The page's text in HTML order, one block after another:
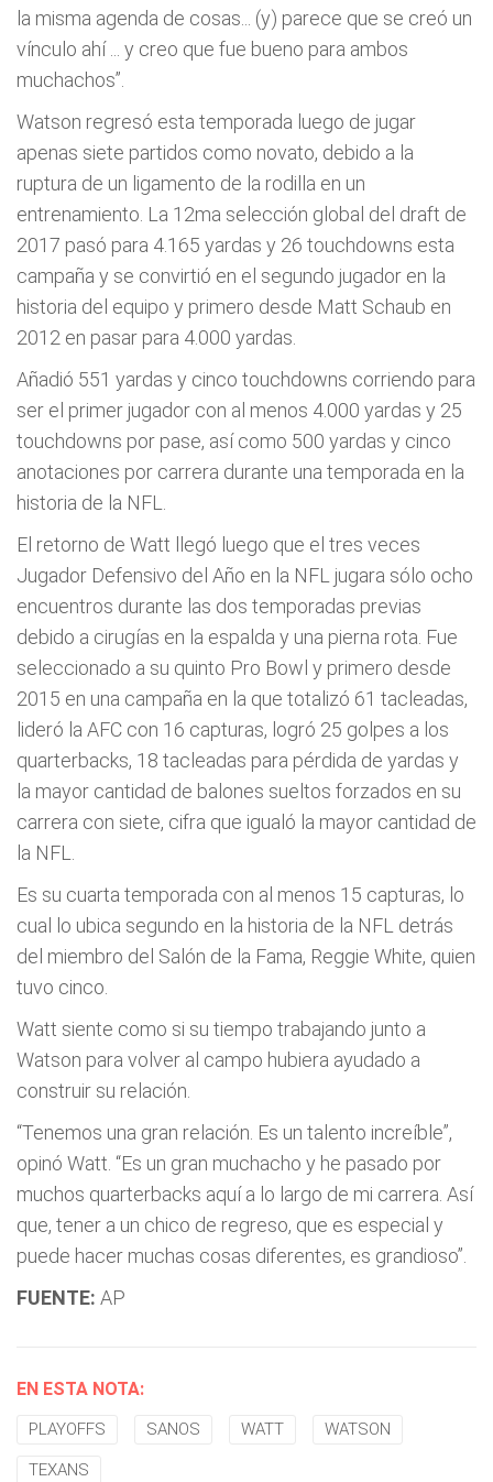
la misma agenda de cosas... (y) parece que se creó un
vínculo ahí ... y creo que fue bueno para ambos
muchachos”.
Watson regresó esta temporada luego de jugar
apenas siete partidos como novato, debido a la
ruptura de un ligamento de la rodilla en un
entrenamiento. La 12ma selección global del draft de
2017 pasó para 4.165 yardas y 26 touchdowns esta
campaña y se convirtió en el segundo jugador en la
historia del equipo y primero desde Matt Schaub en
2012 en pasar para 4.000 yardas.
Añadió 551 yardas y cinco touchdowns corriendo para
ser el primer jugador con al menos 4.000 yardas y 25
touchdowns por pase, así como 500 yardas y cinco
anotaciones por carrera durante una temporada en la
historia de la NFL.
El retorno de Watt llegó luego que el tres veces
Jugador Defensivo del Año en la NFL jugara sólo ocho
encuentros durante las dos temporadas previas
debido a cirugías en la espalda y una pierna rota. Fue
seleccionado a su quinto Pro Bowl y primero desde
2015 en una campaña en la que totalizó 61 tacleadas,
lideró la AFC con 16 capturas, logró 25 golpes a los
quarterbacks, 18 tacleadas para pérdida de yardas y
la mayor cantidad de balones sueltos forzados en su
carrera con siete, cifra que igualó la mayor cantidad de
la NFL.
Es su cuarta temporada con al menos 15 capturas, lo
cual lo ubica segundo en la historia de la NFL detrás
del miembro del Salón de la Fama, Reggie White, quien
tuvo cinco.
Watt siente como si su tiempo trabajando junto a
Watson para volver al campo hubiera ayudado a
construir su relación.
“Tenemos una gran relación. Es un talento increíble”,
opinó Watt. “Es un gran muchacho y he pasado por
muchos quarterbacks aquí a lo largo de mi carrera. Así
que, tener a un chico de regreso, que es especial y
puede hacer muchas cosas diferentes, es grandioso”.
FUENTE: AP
EN ESTA NOTA:
PLAYOFFS SANOS WATT WATSON
TEXANS